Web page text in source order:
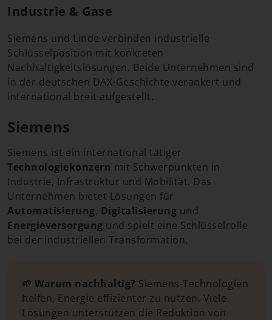
Industrie & Gase
Siemens und Linde verbinden industrielle
Schlüsselposition mit konkreten
Nachhaltigkeitslösungen. Beide Unternehmen sind
in der deutschen DAX-Geschichte verankert und
international breit aufgestellt.
Siemens
Siemens ist ein international tätiger
Technologiekonzern mit Schwerpunkten in
Industrie, Infrastruktur und Mobilität. Das
Unternehmen bietet Lösungen für
Automatisierung, Digitalisierung und
Energieversorgung und spielt eine Schlüsselrolle
bei der industriellen Transformation.
🌱 Warum nachhaltig? Siemens-Technologien
helfen, Energie effizienter zu nutzen. Viele
Lösungen unterstützen die Reduktion von